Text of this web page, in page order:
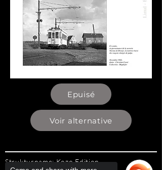
Epuisé
Voir alternative
Strukturname: Kozo Edition